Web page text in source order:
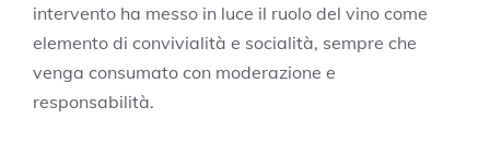
intervento ha messo in luce il ruolo del vino come
elemento di convivialità e socialità, sempre che
venga consumato con moderazione e
responsabilità.